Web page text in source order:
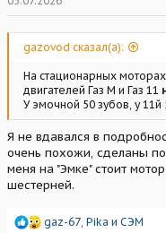
gazovod сказал(а):
На стационарных
двигателей Газ М и Газ 11
У эмочной 50 зубов, у 11й
Я не вдавался в
очень похожи, сделаны
меня на "Эмке" стоит
шестерней.
Р
gaz-67 Pika и СЭМ